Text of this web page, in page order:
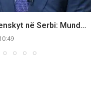
në Serbi: Mund...